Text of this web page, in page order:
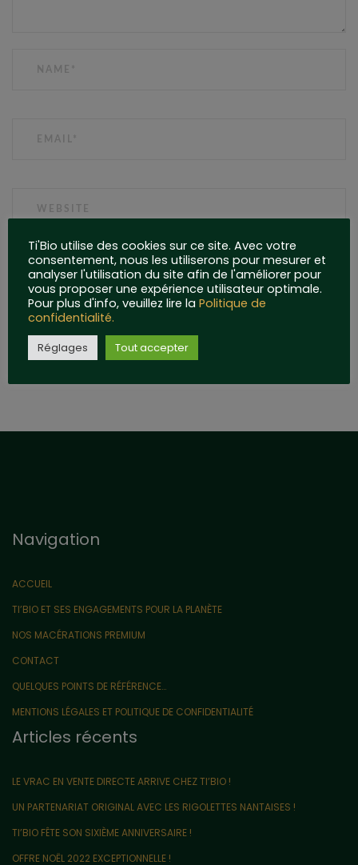
Navigation
ACCUEIL
TI’BIO ET SES ENGAGEMENTS POUR LA PLANÈTE
NOS MACÉRATIONS PREMIUM
CONTACT
QUELQUES POINTS DE RÉFÉRENCE…
MENTIONS LÉGALES ET POLITIQUE DE CONFIDENTIALITÉ
Articles récents
LE VRAC EN VENTE DIRECTE ARRIVE CHEZ TI’BIO !
UN PARTENARIAT ORIGINAL AVEC LES RIGOLETTES NANTAISES !
TI’BIO FÊTE SON SIXIÈME ANNIVERSAIRE !
OFFRE NOËL 2022 EXCEPTIONNELLE !
Ti'Bio utilise des cookies sur ce site. Avec votre
consentement, nous les utiliserons pour mesurer et
analyser l'utilisation du site afin de l'améliorer pour
vous proposer une expérience utilisateur optimale.
Pour plus d'info, veuillez lire la Politique de
confidentialité.
Réglages Tout accepter